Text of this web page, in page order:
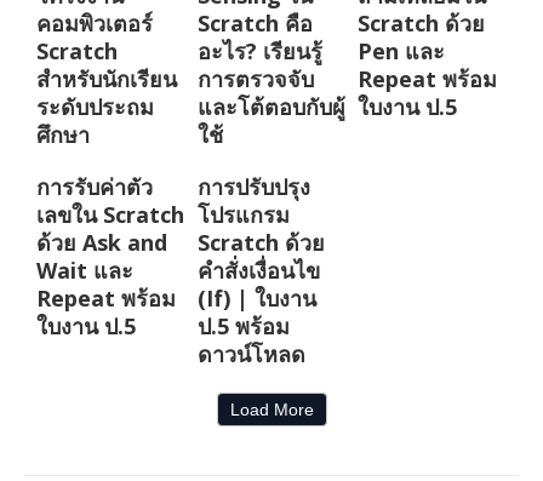
คอมพิวเตอร์
Scratch
สำหรับนักเรียน
ระดับประถม
ศึกษา
Scratch คือ
อะไร? เรียนรู้
การตรวจจับ
และโต้ตอบกับผู้
ใช้
Scratch ด้วย
Pen และ
Repeat พร้อม
ใบงาน ป.5
การรับค่าตัว
เลขใน Scratch
ด้วย Ask and
Wait และ
Repeat พร้อม
ใบงาน ป.5
การปรับปรุง
โปรแกรม
Scratch ด้วย
คำสั่งเงื่อนไข
(If) | ใบงาน
ป.5 พร้อม
ดาวน์โหลด
Load More